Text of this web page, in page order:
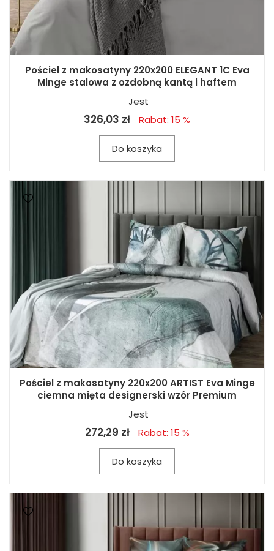
Pościel z makosatyny 220x200 ELEGANT 1C Eva
Minge stalowa z ozdobną kantą i haftem
Jest
326,03 zł Rabat: 15 %
Do koszyka
Pościel z makosatyny 220x200 ARTIST Eva Minge
ciemna mięta designerski wzór Premium
Jest
272,29 zł Rabat: 15 %
Do koszyka